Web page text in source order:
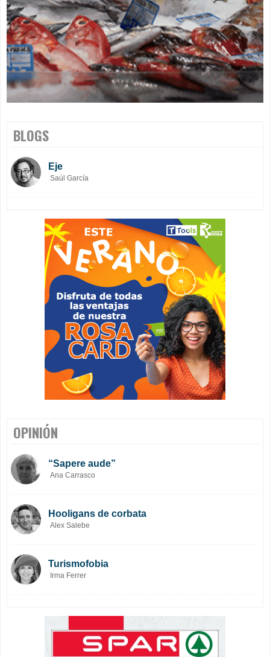
BLOGS
Eje
Saúl García
OPINIÓN
“Sapere aude”
Ana Carrasco
Hooligans de corbata
Alex Salebe
Turismofobia
Irma Ferrer